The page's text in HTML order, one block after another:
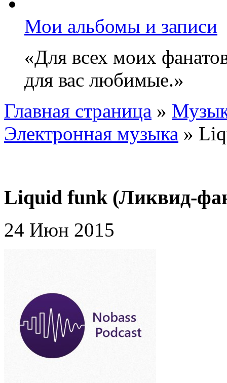
Мои альбомы и записи
«Для всех моих
для вас любимые.»
Главная страница »
Электронная музыка »
Liquid funk (Ликвид-
24 Июн 2015